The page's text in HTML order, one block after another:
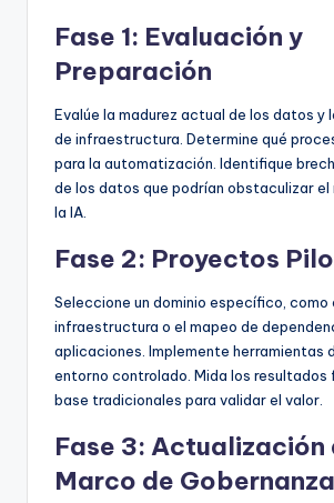
Fase 1: Evaluación y
Preparación
Evalúe la madurez actual de los datos y
de infraestructura. Determine qué
para la automatización. Identifique
de los datos que podrían obstaculizar el
la IA.
Fase 2: Proyectos
Seleccione un dominio específico, como
infraestructura o el mapeo de
aplicaciones. Implemente herramientas
entorno controlado. Mida los resultados
base tradicionales para validar el valor.
Fase 3: Actualización
Marco de Gobernanza